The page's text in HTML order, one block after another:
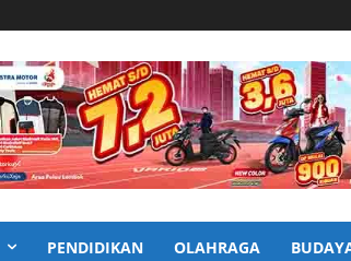
PENDIDIKAN OLAHRAGA